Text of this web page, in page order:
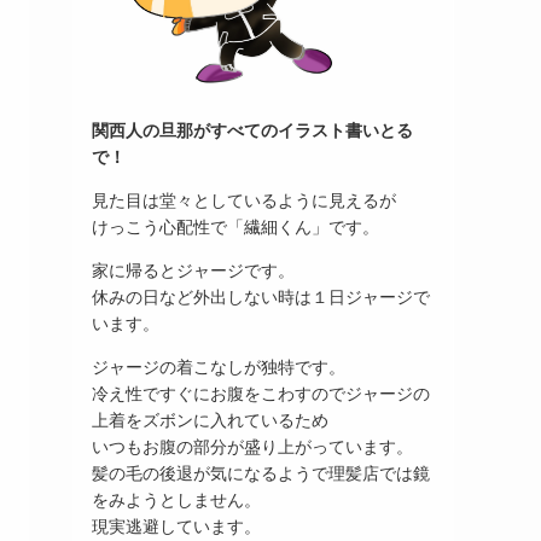
関西人の旦那がすべてのイラスト書いとる
で！
見た目は堂々としているように見えるが
けっこう心配性で「繊細くん」です。
家に帰るとジャージです。
休みの日など外出しない時は１日ジャージで
います。
ジャージの着こなしが独特です。
冷え性ですぐにお腹をこわすのでジャージの
上着をズボンに入れているため
いつもお腹の部分が盛り上がっています。
髪の毛の後退が気になるようで理髪店では鏡
をみようとしません。
現実逃避しています。